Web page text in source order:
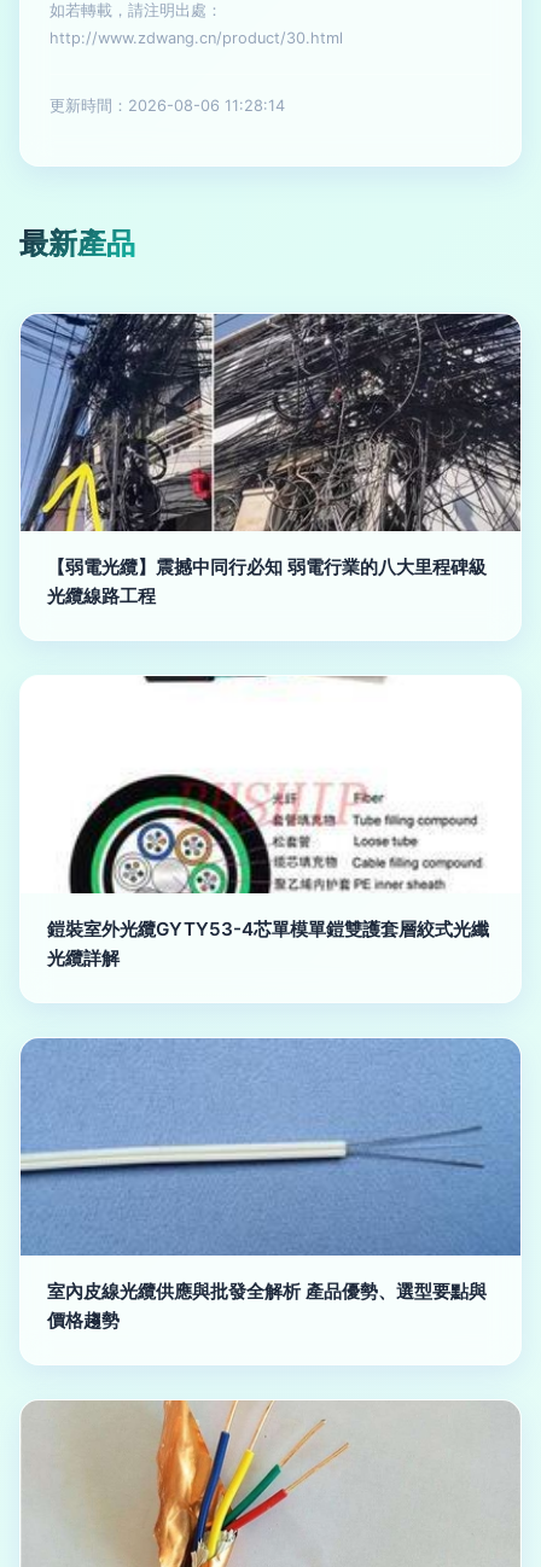
如若轉載，請注明出處：
http://www.zdwang.cn/product/30.html
更新時間：2026-08-06 11:28:14
最新產品
【弱電光纜】震撼中同行必知 弱電行業的八大里程碑級
光纜線路工程
鎧裝室外光纜GYTY53-4芯單模單鎧雙護套層絞式光纖
光纜詳解
室內皮線光纜供應與批發全解析 產品優勢、選型要點與
價格趨勢